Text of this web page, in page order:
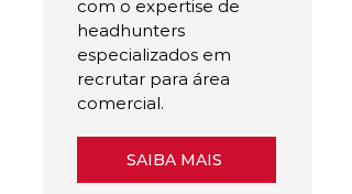
com o expertise de
headhunters
especializados em
recrutar para área
comercial.
SAIBA MAIS